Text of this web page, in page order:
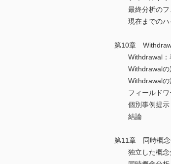
最終分析のフ
現在までのハ
第10章
Withdrawal：
Withdrawalの
Withdrawalの
フィールドワ
個別事例提示
結論
第11章 同時概念
独立した概念